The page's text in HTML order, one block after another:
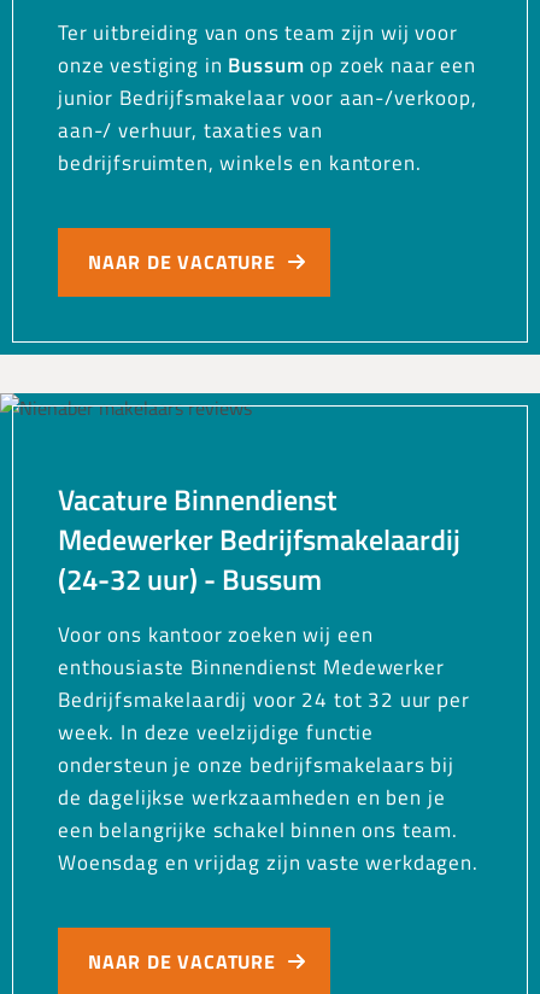
Ter uitbreiding van ons team zijn wij voor
onze vestiging in Bussumop zoek naar een
junior Bedrijfsmakelaar voor aan-/verkoop,
aan-/ verhuur, taxaties van
bedrijfsruimten, winkels en kantoren.
NAAR DE VACATURE
Vacature Binnendienst
Medewerker Bedrijfsmakelaardij
(24-32 uur) - Bussum
Voor ons kantoor zoeken wij een
enthousiaste Binnendienst Medewerker
Bedrijfsmakelaardij voor 24 tot 32 uur per
week. In deze veelzijdige functie
ondersteun je onze bedrijfsmakelaars bij
de dagelijkse werkzaamheden en ben je
een belangrijke schakel binnen ons team.
Woensdag en vrijdag zijn vaste werkdagen.
NAAR DE VACATURE